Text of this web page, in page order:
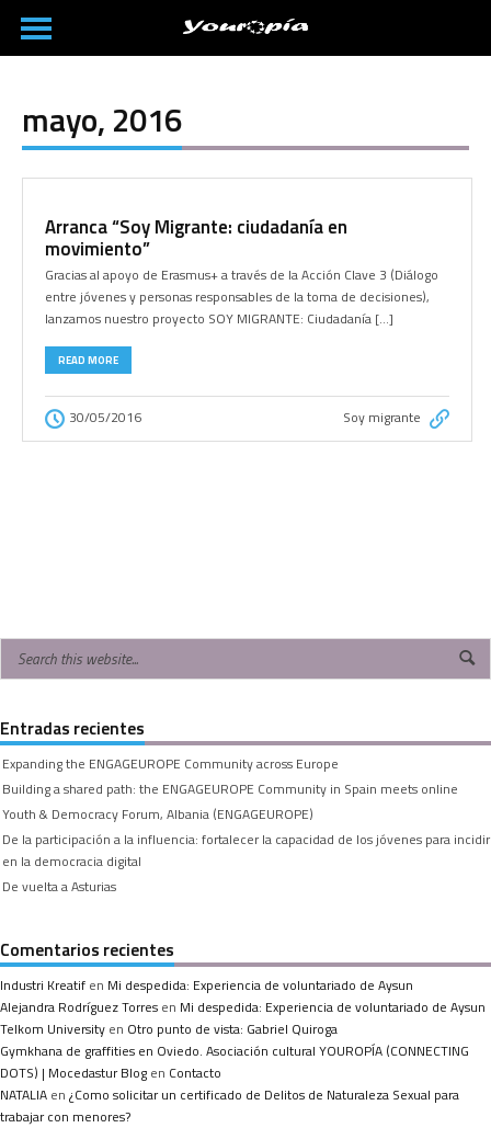
mayo, 2016
Arranca “Soy Migrante: ciudadanía en
movimiento”
Gracias al apoyo de Erasmus+ a través de la Acción Clave 3 (Diálogo
entre jóvenes y personas responsables de la toma de decisiones),
lanzamos nuestro proyecto SOY MIGRANTE: Ciudadanía […]
READ MORE
30/05/2016 Soy migrante
Entradas recientes
Expanding the ENGAGEUROPE Community across Europe
Building a shared path: the ENGAGEUROPE Community in Spain meets online
Youth & Democracy Forum, Albania (ENGAGEUROPE)
De la participación a la influencia: fortalecer la capacidad de los jóvenes para incidir
en la democracia digital
De vuelta a Asturias
Comentarios recientes
Industri Kreatif en Mi despedida: Experiencia de voluntariado de Aysun
Alejandra Rodríguez Torres en Mi despedida: Experiencia de voluntariado de Aysun
Telkom University en Otro punto de vista: Gabriel Quiroga
Gymkhana de graffities en Oviedo. Asociación cultural YOUROPÍA (CONNECTING
DOTS) | Mocedastur Blog en Contacto
NATALIA en ¿Como solicitar un certificado de Delitos de Naturaleza Sexual para
trabajar con menores?